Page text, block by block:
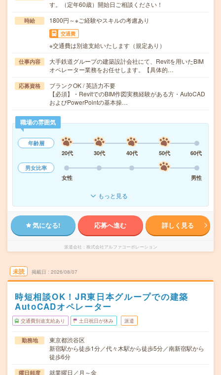
す。（定年60歳）開始日ご相談ください！
時給 1800円～※ご経験やスキルの考慮あり
交通費
※交通費は別途支給いたします（規定あり）
仕事内容
大手鉄道グループの建築設計会社にて、Revitを用いたBIM
オペレーター業務をお任せします。【具体的…
応募資格
ブランクOK / 英語力不要
【必須】・RevitでのBIM作図実務経験がある方・AutoCAD
およびPowerPointの基本操…
職場の雰囲気
年齢層
20代
30代 40代 50代
60代
男女比率
女性
男性
もっと見る
気になる! 応募へ進む 詳しく見る
派遣会社 株式会社アルファコーポレーション
未読 掲載日 2026/08/07
時短相談OK！JR東日本グループでの建築
AutoCADオペレーター
交通費別途支給あり 土日祝日が休み 派遣
勤務地
東京都渋谷区
新宿駅から徒歩1分／代々木駅から徒歩5分／南新宿駅から
徒歩6分
曜日頻度 就業曜日／月～金